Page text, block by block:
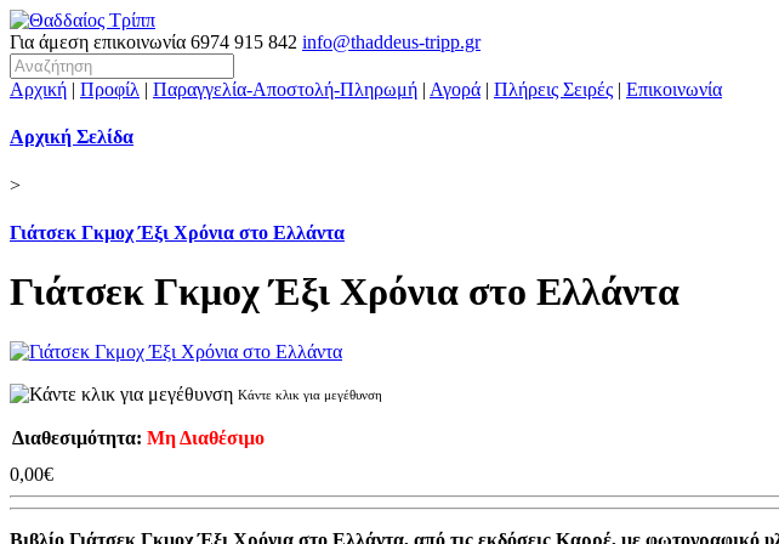
Για άμεση επικοινωνία 6974 915 842 info@thaddeus-tripp.gr
Αρχική | Προφίλ | Παραγγελία-Αποστολή-Πληρωμή | Αγορά | Πλήρεις Σειρές | Επικοινωνία
Αρχική Σελίδα
>
Γιάτσεκ Γκμοχ Έξι Χρόνια στο Ελλάντα
Γιάτσεκ Γκμοχ Έξι Χρόνια στο Ελλάντα
Κάντε κλικ για μεγέθυνση
Διαθεσιμότητα: Μη Διαθέσιμο
0,00€
Βιβλίο Γιάτσεκ Γκμοχ Έξι Χρόνια στο Ελλάντα, από τις εκδόσεις Καρρέ, με φωτογραφικό